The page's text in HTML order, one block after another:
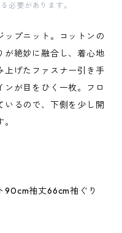
必要があります。
ップニット。コットンの
が絶妙に融合し、着心地
上げたファスナー引き手
が目をひく一枚。フロ
いるので、下側を少し開
90cm袖丈66cm袖ぐり